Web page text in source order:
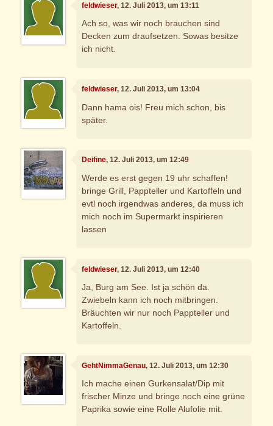
feldwieser, 12. Juli 2013, um 13:11
Ach so, was wir noch brauchen sind
Decken zum draufsetzen. Sowas besitze
ich nicht.
feldwieser, 12. Juli 2013, um 13:04
Dann hama ois! Freu mich schon, bis
später.
Deifine, 12. Juli 2013, um 12:49
Werde es erst gegen 19 uhr schaffen!
bringe Grill, Pappteller und Kartoffeln und
evtl noch irgendwas anderes, da muss ich
mich noch im Supermarkt inspirieren
lassen
feldwieser, 12. Juli 2013, um 12:40
Ja, Burg am See. Ist ja schön da.
Zwiebeln kann ich noch mitbringen.
Bräuchten wir nur noch Pappteller und
Kartoffeln.
GehtNimmaGenau, 12. Juli 2013, um 12:30
Ich mache einen Gurkensalat/Dip mit
frischer Minze und bringe noch eine grüne
Paprika sowie eine Rolle Alufolie mit.